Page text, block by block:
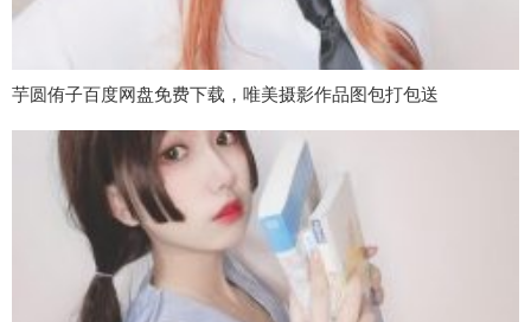
芋圆侑子百度网盘免费下载，唯美摄影作品图包打包送